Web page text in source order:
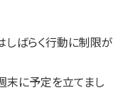
しばらく行動に制限が
末に予定を立てまし